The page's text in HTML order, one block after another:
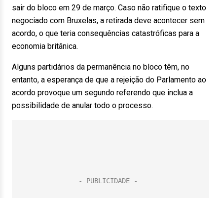
sair do bloco em 29 de março. Caso não ratifique o texto
negociado com Bruxelas, a retirada deve acontecer sem
acordo, o que teria consequências catastróficas para a
economia britânica.
Alguns partidários da permanência no bloco têm, no
entanto, a esperança de que a rejeição do Parlamento ao
acordo provoque um segundo referendo que inclua a
possibilidade de anular todo o processo.